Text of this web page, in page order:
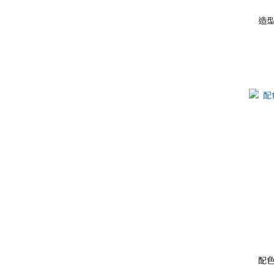
造
配